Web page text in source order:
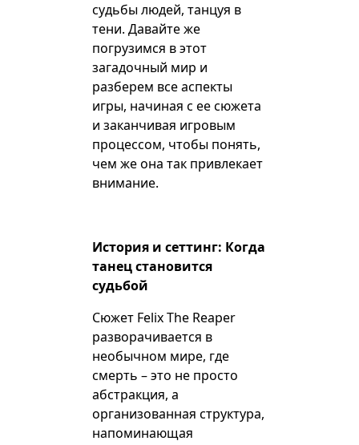
судьбы людей, танцуя в
тени. Давайте же
погрузимся в этот
загадочный мир и
разберем все аспекты
игры, начиная с ее сюжета
и заканчивая игровым
процессом, чтобы понять,
чем же она так привлекает
внимание.
История и сеттинг: Когда
танец становится
судьбой
Сюжет Felix The Reaper
разворачивается в
необычном мире, где
смерть – это не просто
абстракция, а
организованная структура,
напоминающая